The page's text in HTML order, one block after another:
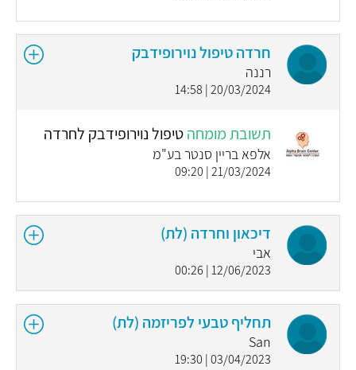
חרדה טיפול נוירופידבק
רננה
20/03/2024 | 14:58
תשובת מומחהטיפול נוירופידבק לחרדה
אלפא בריין סנטר בע"מ
21/03/2024 | 09:20
דיכאון וחרדה (לת)
אבי
12/06/2023 | 00:26
תחליף טבעי לפריזמה (לת)
San
03/04/2023 | 19:30